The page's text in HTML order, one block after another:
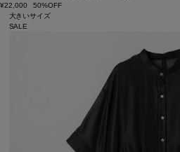
¥22,000
50%OFF
大きいサイズ
SALE